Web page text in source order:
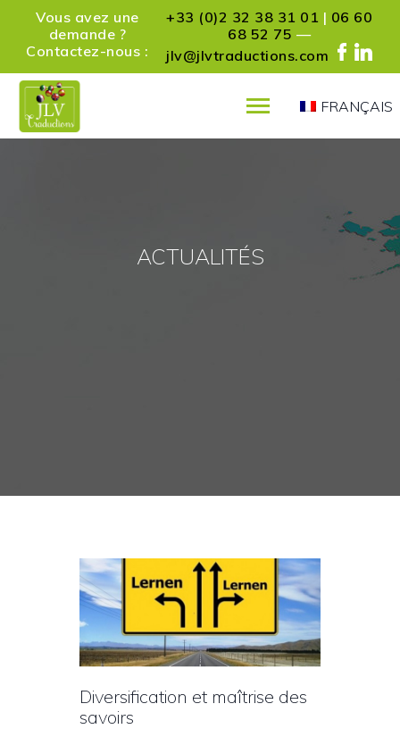
Vous avez une
demande ?
Contactez-nous :
+33 (0)2 32 38 31 01 | 06 60
68 52 75 —
jlv@jlvtraductions.com
FRANÇAIS
ACTUALITÉS
PRÉSENTATION
CONTACT
Diversification et maîtrise des
savoirs